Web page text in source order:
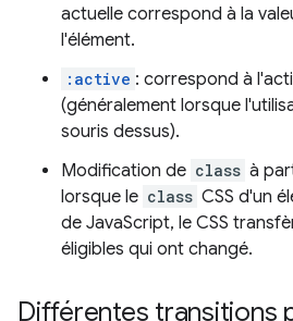
actuelle correspond à la
l'élément.
:active : correspond à
(généralement lorsque
souris dessus).
Modification de class à
lorsque le class CSS d'un
de JavaScript, le CSS
éligibles qui ont changé.
Différentes transitions